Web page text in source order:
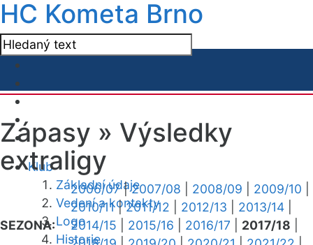
HC Kometa Brno
Klub
Základní údaje
Vedení a kontakty
Logo
Historie
Zápasy » Výsledky
extraligy
SEZONA:
2006/07|2007/08 2008/09 2009/10
2010/11|2011/12 2012/13 2013/14
2014/15
2015/16 2016/17 2017/18